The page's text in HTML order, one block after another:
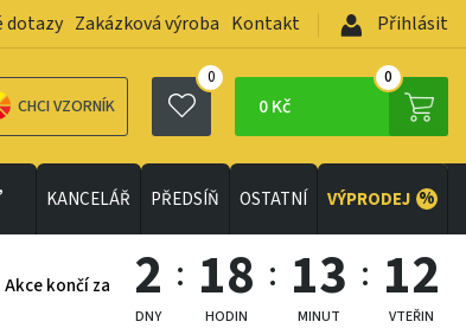
dotazy Zakázková výroba Kontakt Přihlásit
CHCI VZORNÍK
0
0 Kč
0
KANCELÁŘ PŘEDSÍŇ OSTATNÍ VÝPRODEJ %
Akce končí za 2
DNY
18
HODIN
13
MINUT
9
VTEŘIN